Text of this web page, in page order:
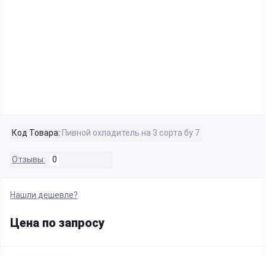
Код Товара: Пивной охладитель на 3 сорта бу 7
Отзывы: 0
Нашли дешевле?
Цена по запросу